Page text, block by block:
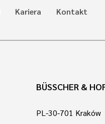
Kariera Kontakt
BÜSSCHER &
PL-30-701 Kraków